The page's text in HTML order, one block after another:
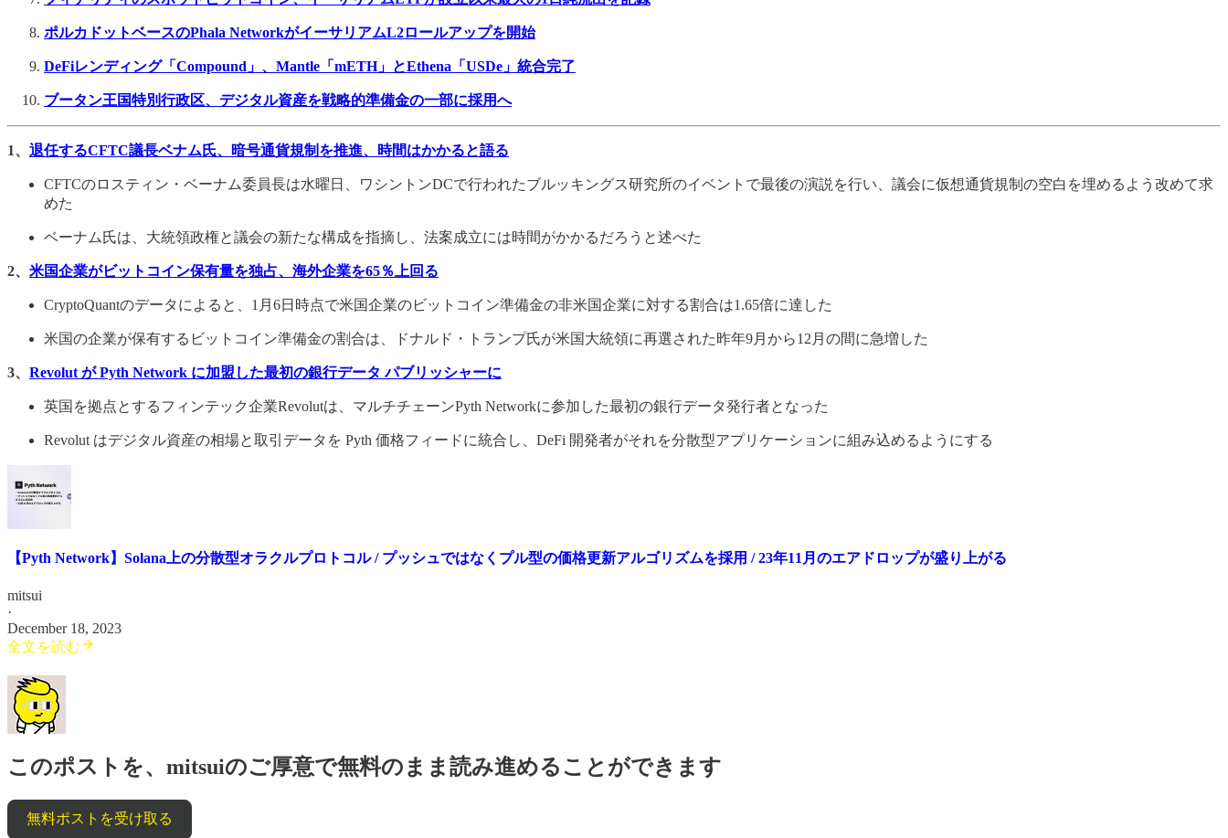
ポルカドットベースのPhala NetworkがイーサリアムL2ロールアップを開始
DeFiレンディング「Compound」、Mantle「mETH」とEthena「USDe」統合完了
ブータン王国特別行政区、デジタル資産を戦略的準備金の一部に採用へ
1、 退任するCFTC議長ベナム氏、暗号通貨規制を推進、時間はかかると語る
CFTCのロスティン・ベーナム委員長は水曜日、ワシントンDCで行われたブルッキングス研究所のイベントで最後の演説を行い、議会に仮想通貨規制の空白を埋めるよう改めて求
めた
ベーナム氏は、大統領政権と議会の新たな構成を指摘し、法案成立には時間がかかるだろうと述べた
2、 米国企業がビットコイン保有量を独占、海外企業を65％上回る
CryptoQuantのデータによると、1月6日時点で米国企業のビットコイン準備金の非米国企業に対する割合は1.65倍に達した
米国の企業が保有するビットコイン準備金の割合は、ドナルド・トランプ氏が米国大統領に再選された昨年9月から12月の間に急増した
3、 Revolut が Pyth Network に加盟した最初の銀行データ パブリッシャーに
英国を拠点とするフィンテック企業Revolutは、マルチチェーンPyth Networkに参加した最初の銀行データ発行者となった
Revolut はデジタル資産の相場と取引データを Pyth 価格フィードに統合し、DeFi 開発者がそれを分散型アプリケーションに組み込めるようにする
【Pyth Network】Solana上の分散型オラクルプロトコル / プッシュではなくプル型の価格更新アルゴリズムを採用 / 23年11月のエアドロップが盛り上がる
mitsui
·
December 18, 2023
全文を読む
このポストを、mitsuiのご厚意で無料のまま読み進めることができます
無料ポストを受け取る